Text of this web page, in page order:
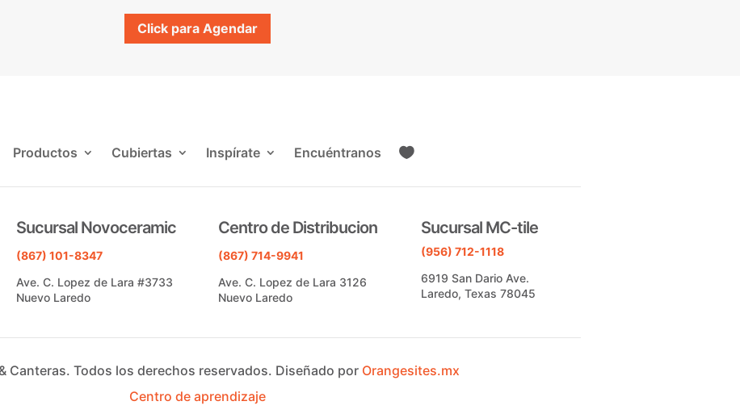
Click para Agendar
Productos Cubiertas Inspírate Encuéntranos 
Sucursal Novoceramic
(867) 101-8347
Ave. C. Lopez de Lara #3733
Nuevo Laredo
Centro de Distribucion
(867) 714-9941
Ave. C. Lopez de Lara 3126
Nuevo Laredo
Sucursal MC-tile
(956) 712-1118
6919 San Dario Ave.
Laredo, Texas 78045
Canteras. Todos los derechos reservados. Diseñado por Orangesites.mx
Centro de aprendizaje